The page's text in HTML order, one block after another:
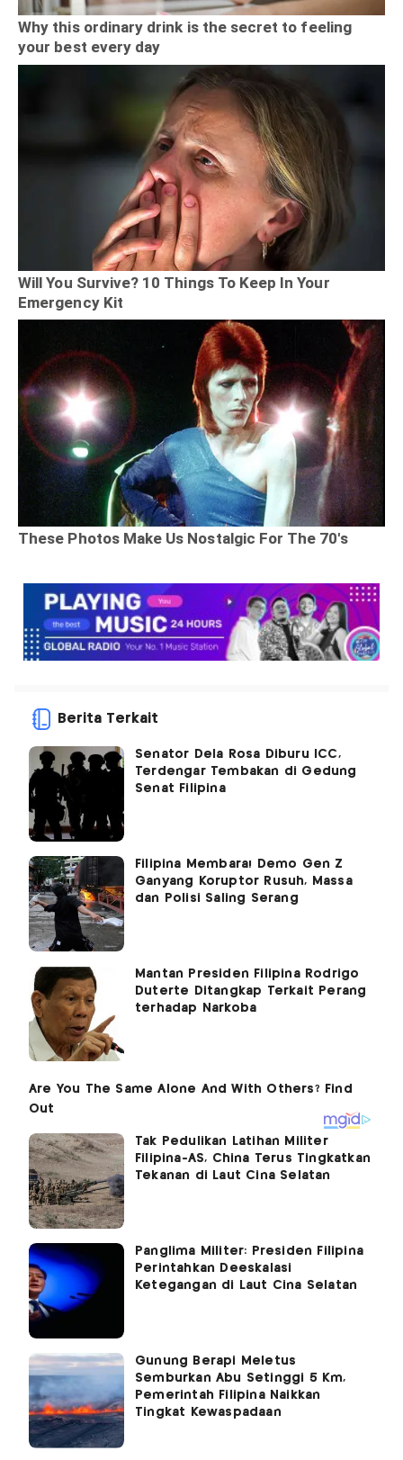
Berita Terkait
Senator Dela Rosa Diburu ICC,
Terdengar Tembakan di Gedung
Senat Filipina
Filipina Membara! Demo Gen Z
Ganyang Koruptor Rusuh, Massa
dan Polisi Saling Serang
Mantan Presiden Filipina Rodrigo
Duterte Ditangkap Terkait Perang
terhadap Narkoba
Tak Pedulikan Latihan Militer
Filipina-AS, China Terus Tingkatkan
Tekanan di Laut Cina Selatan
Panglima Militer: Presiden Filipina
Perintahkan Deeskalasi
Ketegangan di Laut Cina Selatan
Gunung Berapi Meletus
Semburkan Abu Setinggi 5 Km,
Pemerintah Filipina Naikkan
Tingkat Kewaspadaan